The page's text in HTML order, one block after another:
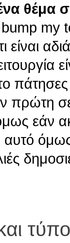
θέμα
my
είναι
πάτησες
πρώτη
εάν
όμως